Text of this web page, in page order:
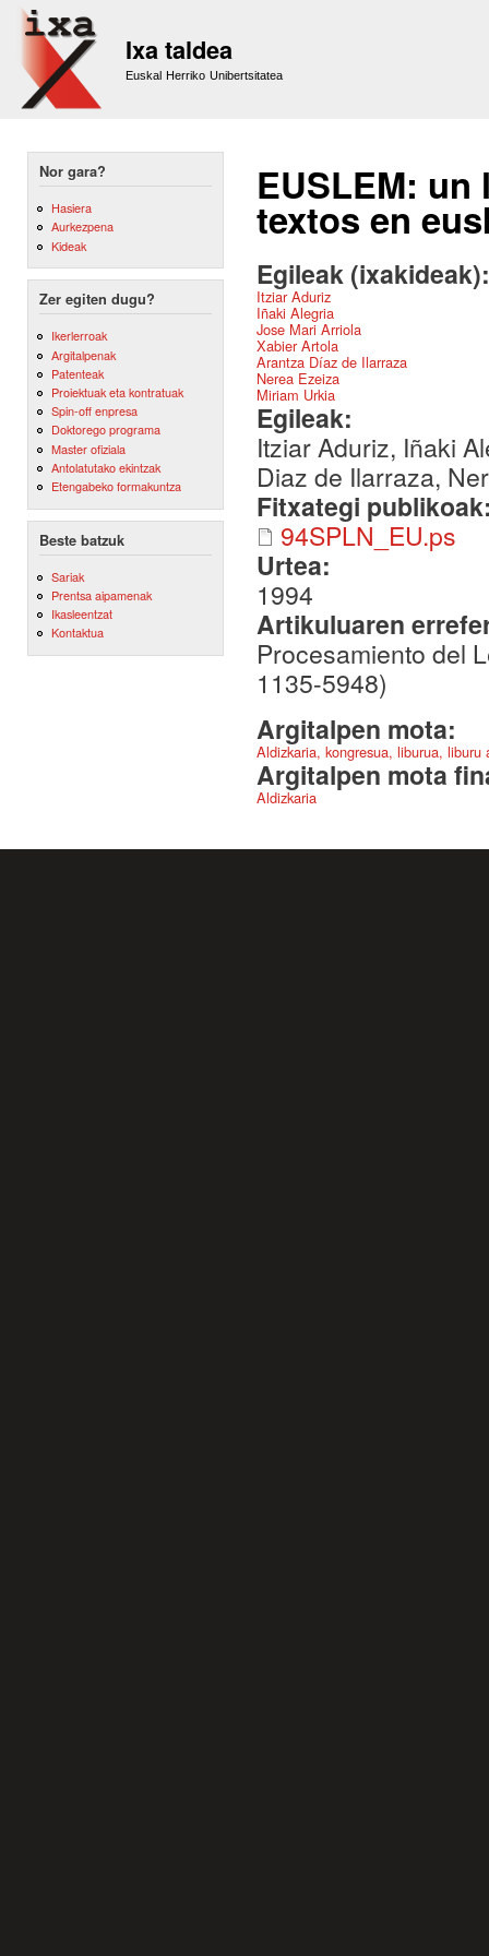
Ixa taldea
Euskal Herriko Unibertsitatea
Nor gara?
Hasiera
Aurkezpena
Kideak
Zer egiten dugu?
Ikerlerroak
Argitalpenak
Patenteak
Proiektuak eta kontratuak
Spin-off enpresa
Doktorego programa
Master ofiziala
Antolatutako ekintzak
Etengabeko formakuntza
Beste batzuk
Sariak
Prentsa aipamenak
Ikasleentzat
Kontaktua
EUSLEM:
textos en
Egileak
Itziar Aduriz
Iñaki Alegria
Jose Mari Arriola
Xabier Artola
Arantza Díaz de Ilarraza
Nerea Ezeiza
Miriam Urkia
Egileak:
Itziar Aduriz, Iñaki
Diaz de Ilarraza,
Fitxategi
94SPLN_EU.ps
Urtea:
1994
Artikuluaren
Procesamiento del
1135-5948)
Argitalpen mota:
Aldizkaria, kongresua, liburua,
Argitalpen mota
Aldizkaria